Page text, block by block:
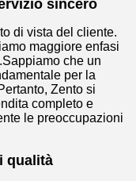
sincero
di vista del cliente.
maggiore enfasi
che un
per la
Zento si
completo e
le preoccupazioni
qualità